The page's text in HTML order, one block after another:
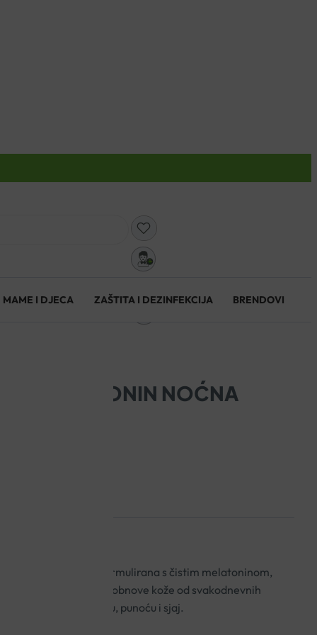
MAME I DJECA ZAŠTITA I DEZINFEKCIJA BRENDOVI
89 MELATONIN NOĆNA
hidracije, formulirana s čistim melatoninom,
za ubrzavanje obnove kože od svakodnevnih
pojačanu hidrataciju, punoću i sjaj.